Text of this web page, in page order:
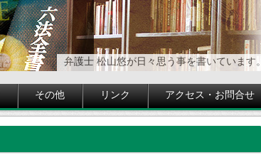
弁護士 松山悠が日々思う事を書いています。
その他 リンク アクセス・お問合せ